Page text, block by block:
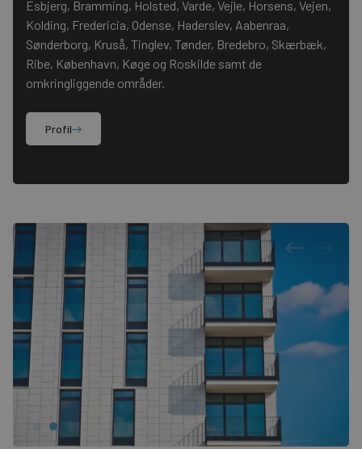
Esbjerg, Bramming, Holsted, Varde, Vejle, Horsens, Vejen,
Kolding, Fredericia, Odense, Haderslev, Aabenraa,
Sønderborg, Kruså, Tinglev, Tønder, Bredebro, Skærbæk,
Ribe, København, Køge og Roskilde samt de
omkringliggende områder.
Profil